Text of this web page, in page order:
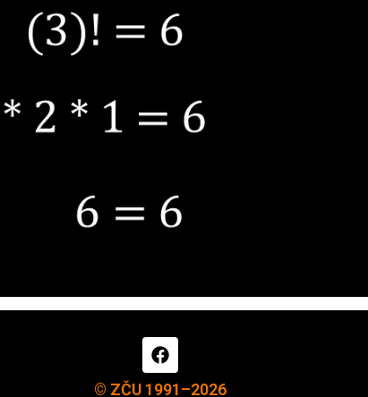
© ZČU 1991–2026